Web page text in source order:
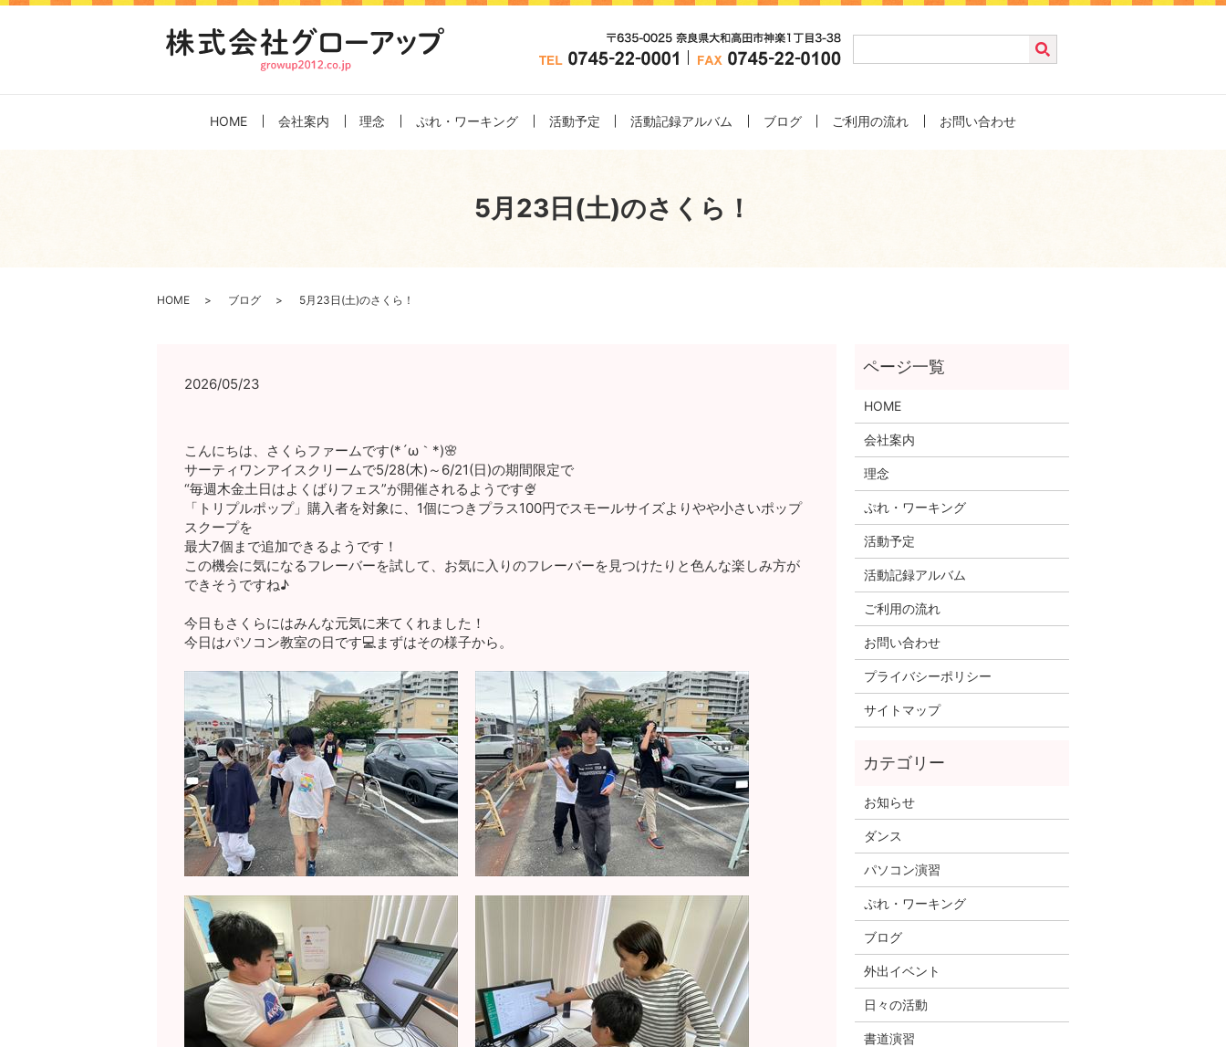
HOME 会社案内 理念 ぷれ・ワーキング 活動予定 活動記録アルバム ブログ ご利用の流れ お問い合わせ
5月23日(土)のさくら！
HOME ブログ 5月23日(土)のさくら！
2026/05/23
こんにちは、さくらファームです(*´ω｀*)🌸
サーティワンアイスクリームで5/28(木)～6/21(日)の期間限定で
“毎週木金土日はよくばりフェス”が開催されるようです🍨
「トリプルポップ」購入者を対象に、1個につきプラス100円でスモールサイズよりやや小さいポップ
スクープを
最大7個まで追加できるようです！
この機会に気になるフレーバーを試して、お気に入りのフレーバーを見つけたりと色んな楽しみ方が
できそうですね♪
今日もさくらにはみんな元気に来てくれました！
今日はパソコン教室の日です💻まずはその様子から。
HOME
会社案内
理念
ぷれ・ワーキング
活動予定
活動記録アルバム
ご利用の流れ
お問い合わせ
プライバシーポリシー
サイトマップ
お知らせ
ダンス
パソコン演習
ぷれ・ワーキング
ブログ
外出イベント
日々の活動
書道演習